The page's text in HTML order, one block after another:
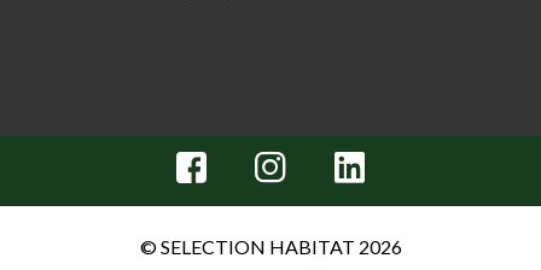
© SELECTION HABITAT 2026